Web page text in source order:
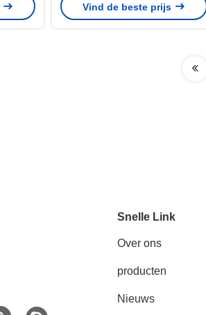
Metaal het Opschorten
Vind de beste prijs
Snelle Link
Over ons
producten
Nieuws